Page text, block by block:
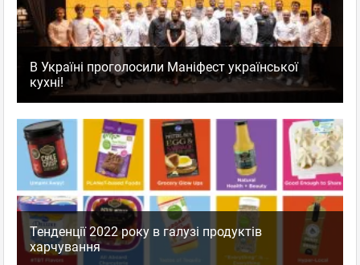
В Україні проголосили Маніфест української
кухні!
Тенденції 2022 року в галузі продуктів
харчування